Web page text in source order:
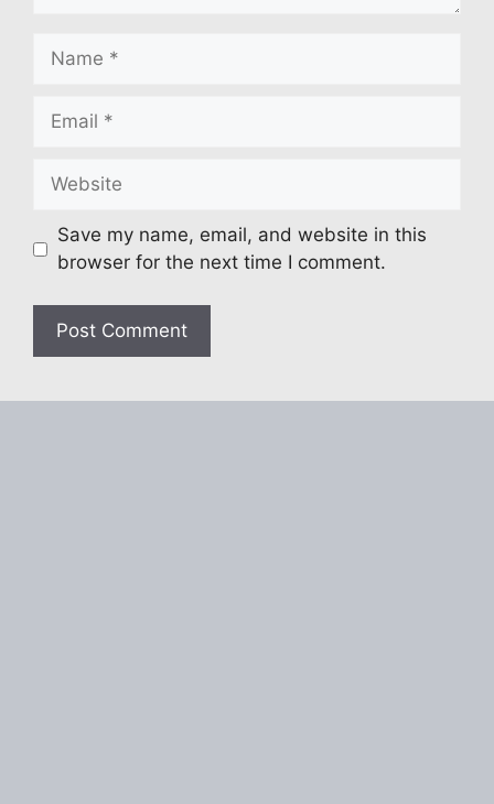
Name
Email
Website
Save my name, email, and website in this
browser for the next time I comment.